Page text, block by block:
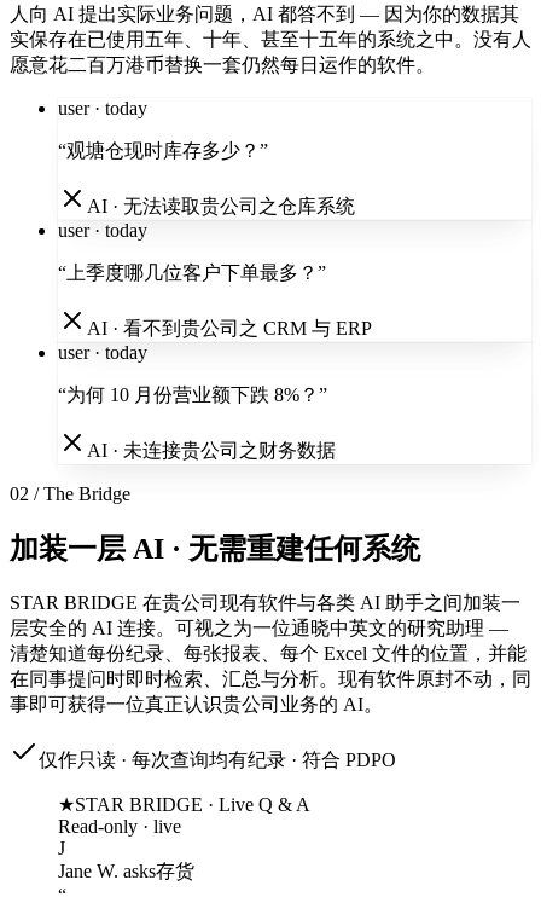
人向 AI 提出实际业务问题，AI 都答不到 — 因为你的数据其
实保存在已使用五年、十年、甚至十五年的系统之中。没有人
愿意花二百万港币替换一套仍然每日运作的软件。
user · today
“观塘仓现时库存多少？ ”
AI · 无法读取贵公司之仓库系统
user · today
“ 上季度哪几位客户下单最多？ ”
AI · 看不到贵公司之 CRM 与 ERP
user · today
“为何 10 月份营业额下跌 8%？ ”
AI · 未连接贵公司之财务数据
02 / The Bridge
加装一层 AI · 无需重建任何系统
STAR BRIDGE 在贵公司现有软件与各类 AI 助手之间加装一
层安全的 AI 连接。可视之为一位通晓中英文的研究助理 —
清楚知道每份纪录、每张报表、每个 Excel 文件的位置，并能
在同事提问时即时检索、汇总与分析。现有软件原封不动，同
事即可获得一位真正认识贵公司业务的 AI。
仅作只读 · 每次查询均有纪录 · 符合 PDPO
★STAR BRIDGE · Live Q & A
Read-only · live
J
Jane W. asks存货